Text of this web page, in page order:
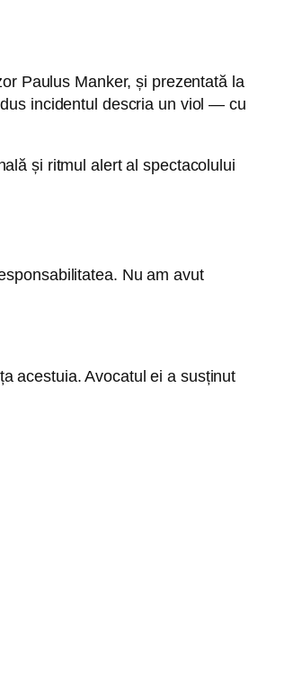
Paulus Manker, și prezentată la
incidentul descria un viol — cu
și ritmul alert al spectacolului
Nu am avut
acestuia. Avocatul ei a susținut